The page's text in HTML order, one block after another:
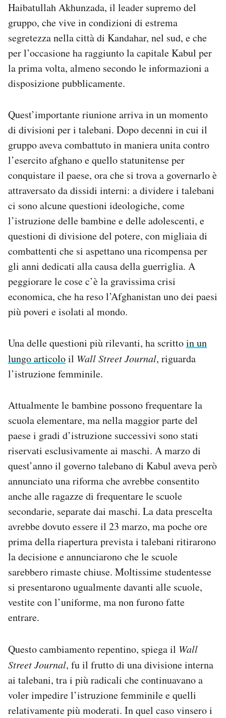
Haibatullah Akhunzada, il leader supremo del
gruppo, che vive in condizioni di estrema
segretezza nella città di Kandahar, nel sud, e che
per l’occasione ha raggiunto la capitale Kabul per
la prima volta, almeno secondo le informazioni a
disposizione pubblicamente.
Quest’importante riunione arriva in un momento
di divisioni per i talebani. Dopo decenni in cui il
gruppo aveva combattuto in maniera unita contro
l’esercito afghano e quello statunitense per
conquistare il paese, ora che si trova a governarlo è
attraversato da dissidi interni: a dividere i talebani
ci sono alcune questioni ideologiche, come
l’istruzione delle bambine e delle adolescenti, e
questioni di divisione del potere, con migliaia di
combattenti che si aspettano una ricompensa per
gli anni dedicati alla causa della guerriglia. A
peggiorare le cose c’è la gravissima crisi
economica, che ha reso l’Afghanistan uno dei paesi
più poveri e isolati al mondo.
Una delle questioni più rilevanti, ha scrittoin un
lungo articoloil Wall Street Journal, riguarda
l’istruzione femminile.
Attualmente le bambine possono frequentare la
scuola elementare, ma nella maggior parte del
paese i gradi d’istruzione successivi sono stati
riservati esclusivamente ai maschi. A marzo di
quest’anno il governo talebano di Kabul aveva però
annunciato una riforma che avrebbe consentito
anche alle ragazze di frequentare le scuole
secondarie, separate dai maschi. La data prescelta
avrebbe dovuto essere il 23 marzo, ma poche ore
prima della riapertura prevista i talebani ritirarono
la decisione e annunciarono che le scuole
sarebbero rimaste chiuse. Moltissime studentesse
si presentarono ugualmente davanti alle scuole,
vestite con l’uniforme, ma non furono fatte
entrare.
Questo cambiamento repentino, spiega il Wall
Street Journal, fu il frutto di una divisione interna
ai talebani, tra i più radicali che continuavano a
voler impedire l’istruzione femminile e quelli
relativamente più moderati. In quel caso vinsero i